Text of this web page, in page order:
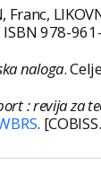
978-
naloga.
: revija za
.